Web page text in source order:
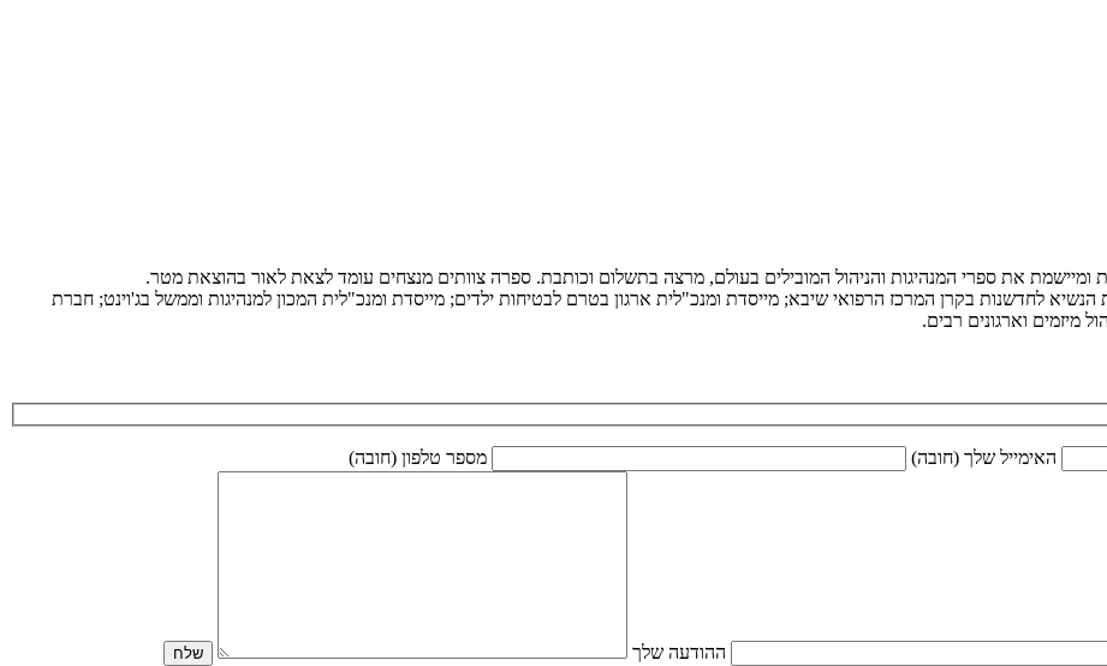
ומיישמת את ספרי המנהיגות והניהול המובילים בעולם, מרצה בתשלום וכותבת. ספרה צוותים מנצחים עומד לצאת לאור בהוצאת מטר.
לחדשנות בקרן המרכז הרפואי שיבא; מייסדת ומנכ"לית ארגון בטרם לבטיחות ילדים; מייסדת ומנכ"לית המכון למנהיגות וממשל בג'וינט; חברת
מיזמים וארגונים רבים.
האימייל שלך (חובה) מספר טלפון (חובה)
ההודעה שלך